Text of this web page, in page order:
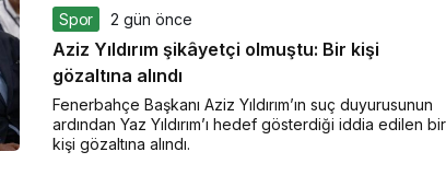
Spor 2 gün önce
Aziz Yıldırım şikâyetçi olmuştu: Bir kişi
gözaltına alındı
Fenerbahçe Başkanı Aziz Yıldırım’ın suç duyurusunun
ardından Yaz Yıldırım’ı hedef gösterdiği iddia edilen bir
kişi gözaltına alındı.